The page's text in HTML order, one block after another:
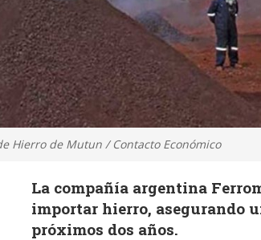
Hierro de Mutun / Contacto Económico
La compañía argentina
importar hierro, asegurando
próximos dos años.